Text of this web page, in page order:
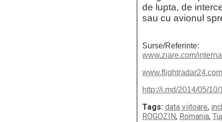
de lupta, de
sau cu avionul
Surse/Referinte:
www.ziare.com/
http://i.md/2014/05/
Tags: data viitoare,
ROGOZIN, Romania,